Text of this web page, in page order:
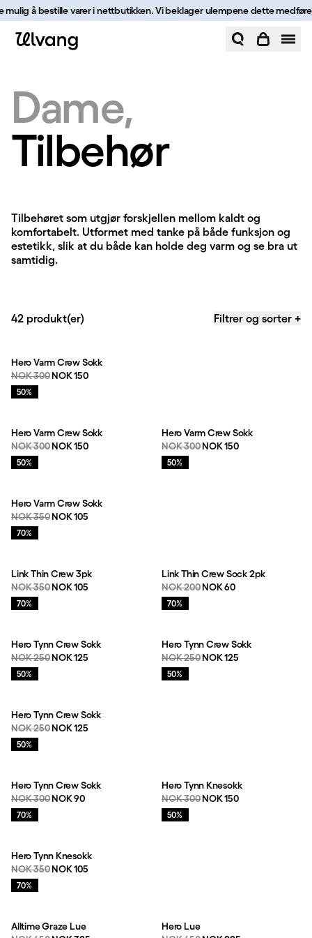
Hopp til innhold
å bestille varer i nettbutikken. Vi beklager ulempene dette
Tilbehør
Dame
Tilbehør
Tilbehøret som utgjør forskjellen mellom kaldt og
komfortabelt. Utformet med tanke på både funksjon og
estetikk, slik at du både kan holde deg varm og se bra ut
samtidig.
42 produkt(er) Filtrer og sorter +
Hero Varm Crew Sokk
Originalpris:
NOK 300Salgspris
NOK 150
Salg
50%
Hero Varm Crew Sokk
Originalpris:
NOK 300Salgspris
NOK 150
Salg
50%
Hero Varm Crew Sokk
Originalpris:
NOK 300Salgspris
NOK 150
Salg
50%
Hero Varm Crew Sokk
Originalpris:
NOK 350Salgspris
NOK 105
Salg
70%
Link Thin Crew 3pk
Originalpris:
NOK 350Salgspris
NOK 105
Salg
70%
Link Thin Crew Sock 2pk
Originalpris:
NOK 200Salgspris
NOK 60
Salg
70%
Hero Tynn Crew Sokk
Originalpris:
NOK 250Salgspris
NOK 125
Salg
50%
Hero Tynn Crew Sokk
Originalpris:
NOK 250Salgspris
NOK 125
Salg
50%
Hero Tynn Crew Sokk
Originalpris:
NOK 250Salgspris
NOK 125
Salg
50%
Hero Tynn Crew Sokk
Originalpris:
NOK 300Salgspris
NOK 90
Salg
70%
Hero Tynn Knesokk
Originalpris:
NOK 300Salgspris
NOK 150
Salg
50%
Hero Tynn Knesokk
Originalpris:
NOK 350Salgspris
NOK 105
Salg
70%
Alltime Graze Lue
Hero Lue